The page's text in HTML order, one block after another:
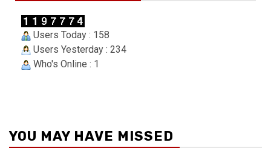
Users Today : 158
Users Yesterday : 234
Who's Online : 1
YOU MAY HAVE MISSED